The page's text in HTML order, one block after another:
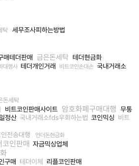
탁 세무조사피하는방법
매테더판매 금은돈세탁 테더현금화
대행사 테더개인거래 비트코인손대손 국내거래소
돈세탁
비트코인판매사이트 암호화폐구매대행 무통
정산 국내거래소fds우회하는법 코인믹싱 비트
인전송대행
언더돈현금화
코인판매 자금믹싱업체
구매 테더이체 리플코인판매